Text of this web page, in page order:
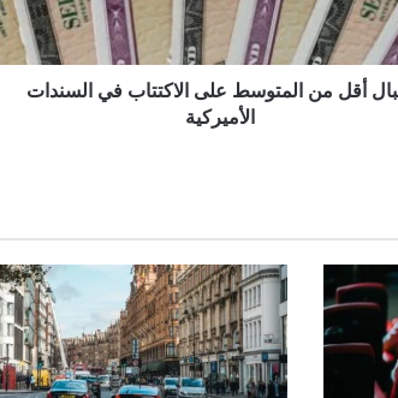
أقل من المتوسط على الاكتتاب في السندات
الأميركية